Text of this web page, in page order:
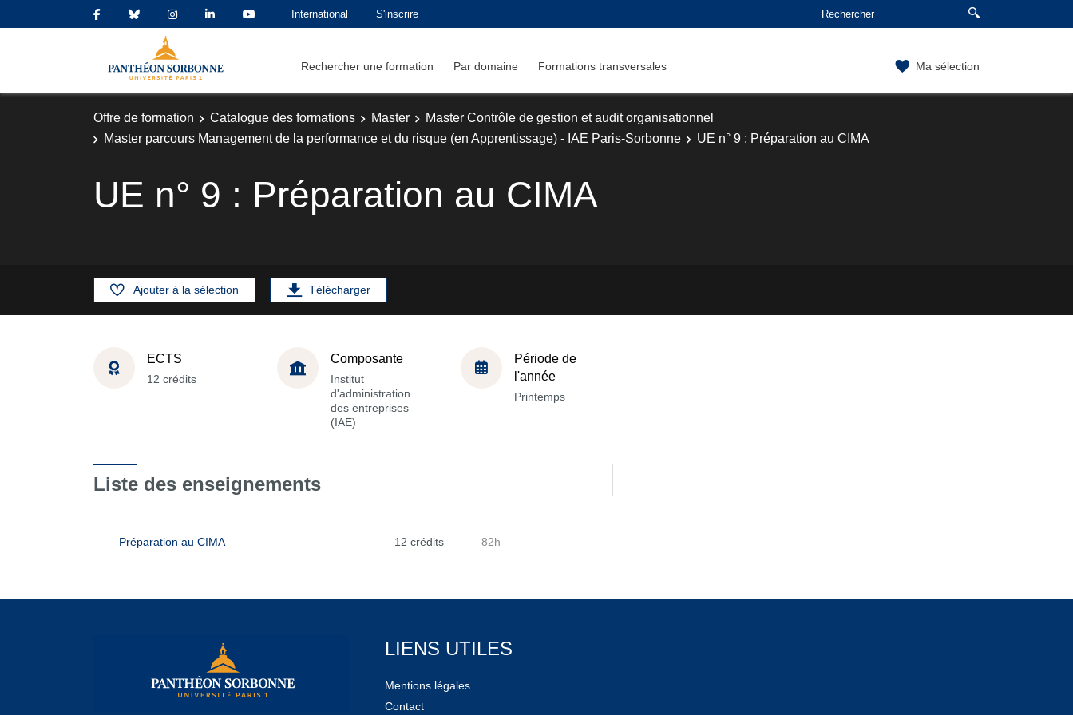
International S'inscrire
Rechercher une formation Par domaine Formations transversales Ma sélection
Offre de formation Catalogue des formations Master
Master Contrôle de gestion et audit organisationnel
Master parcours Management de la performance et du risque (en Apprentissage) - IAE Paris-Sorbonne
UE n° 9 : Préparation au CIMA
UE n° 9 : Préparation au CIMA
Ajouter à la sélection Télécharger
ECTS
12 crédits
Composante
Institut
d'administration
des entreprises
(IAE)
Période de
l'année
Printemps
Liste des enseignements
Préparation au CIMA 12 crédits 82h
LIENS UTILES
Mentions légales
Contact